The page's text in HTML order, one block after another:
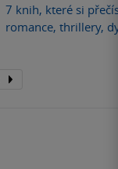
7 knih, které si
romance, thrillery,